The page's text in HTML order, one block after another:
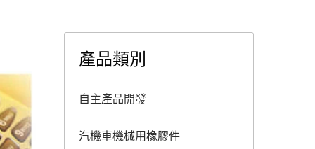
產品類別
自主產品開發
汽機車機械用橡膠件